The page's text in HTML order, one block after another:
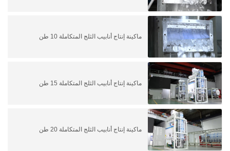
ماكينة إنتاج أنابيب الثلج المتكاملة 10 طن
ماكينة إنتاج أنابيب الثلج المتكاملة 15 طن
ماكينة إنتاج أنابيب الثلج المتكاملة 20 طن